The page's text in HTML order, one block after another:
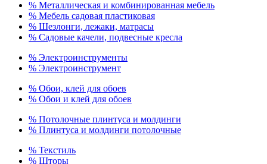
% Металлическая и комбинированная мебель
% Мебель садовая пластиковая
% Шезлонги, лежаки, матрасы
% Садовые качели, подвесные кресла
% Электроинструменты
% Электроинструмент
% Обои, клей для обоев
% Обои и клей для обоев
% Потолочные плинтуса и молдинги
% Плинтуса и молдинги потолочные
% Текстиль
% Шторы